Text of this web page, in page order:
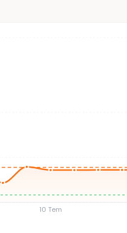
10 Tem